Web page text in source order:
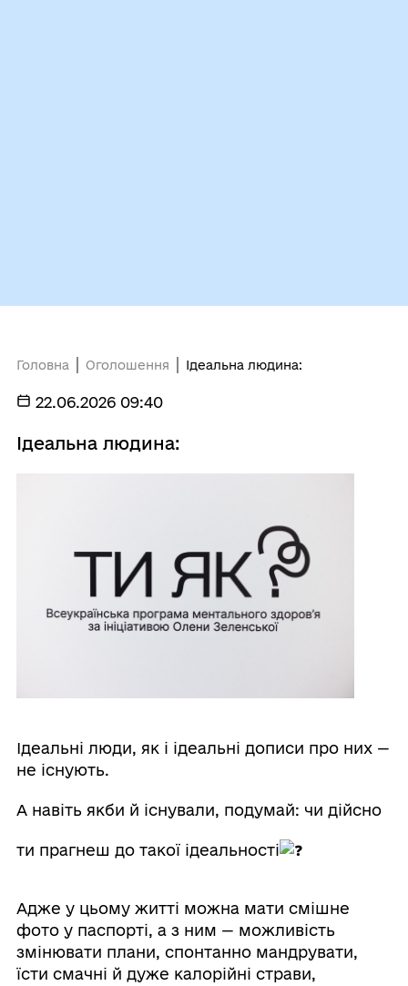
Головна Оголошення Ідеальна людина:
22.06.2026 09:40
Ідеальна людина:
Ідеальні люди, як і ідеальні дописи про них —
не існують.
А навіть якби й існували, подумай: чи дійсно
ти прагнеш до такої ідеальності
Адже у цьому житті можна мати смішне
фото у паспорті, а з ним — можливість
змінювати плани, спонтанно мандрувати,
їсти смачні й дуже калорійні страви,